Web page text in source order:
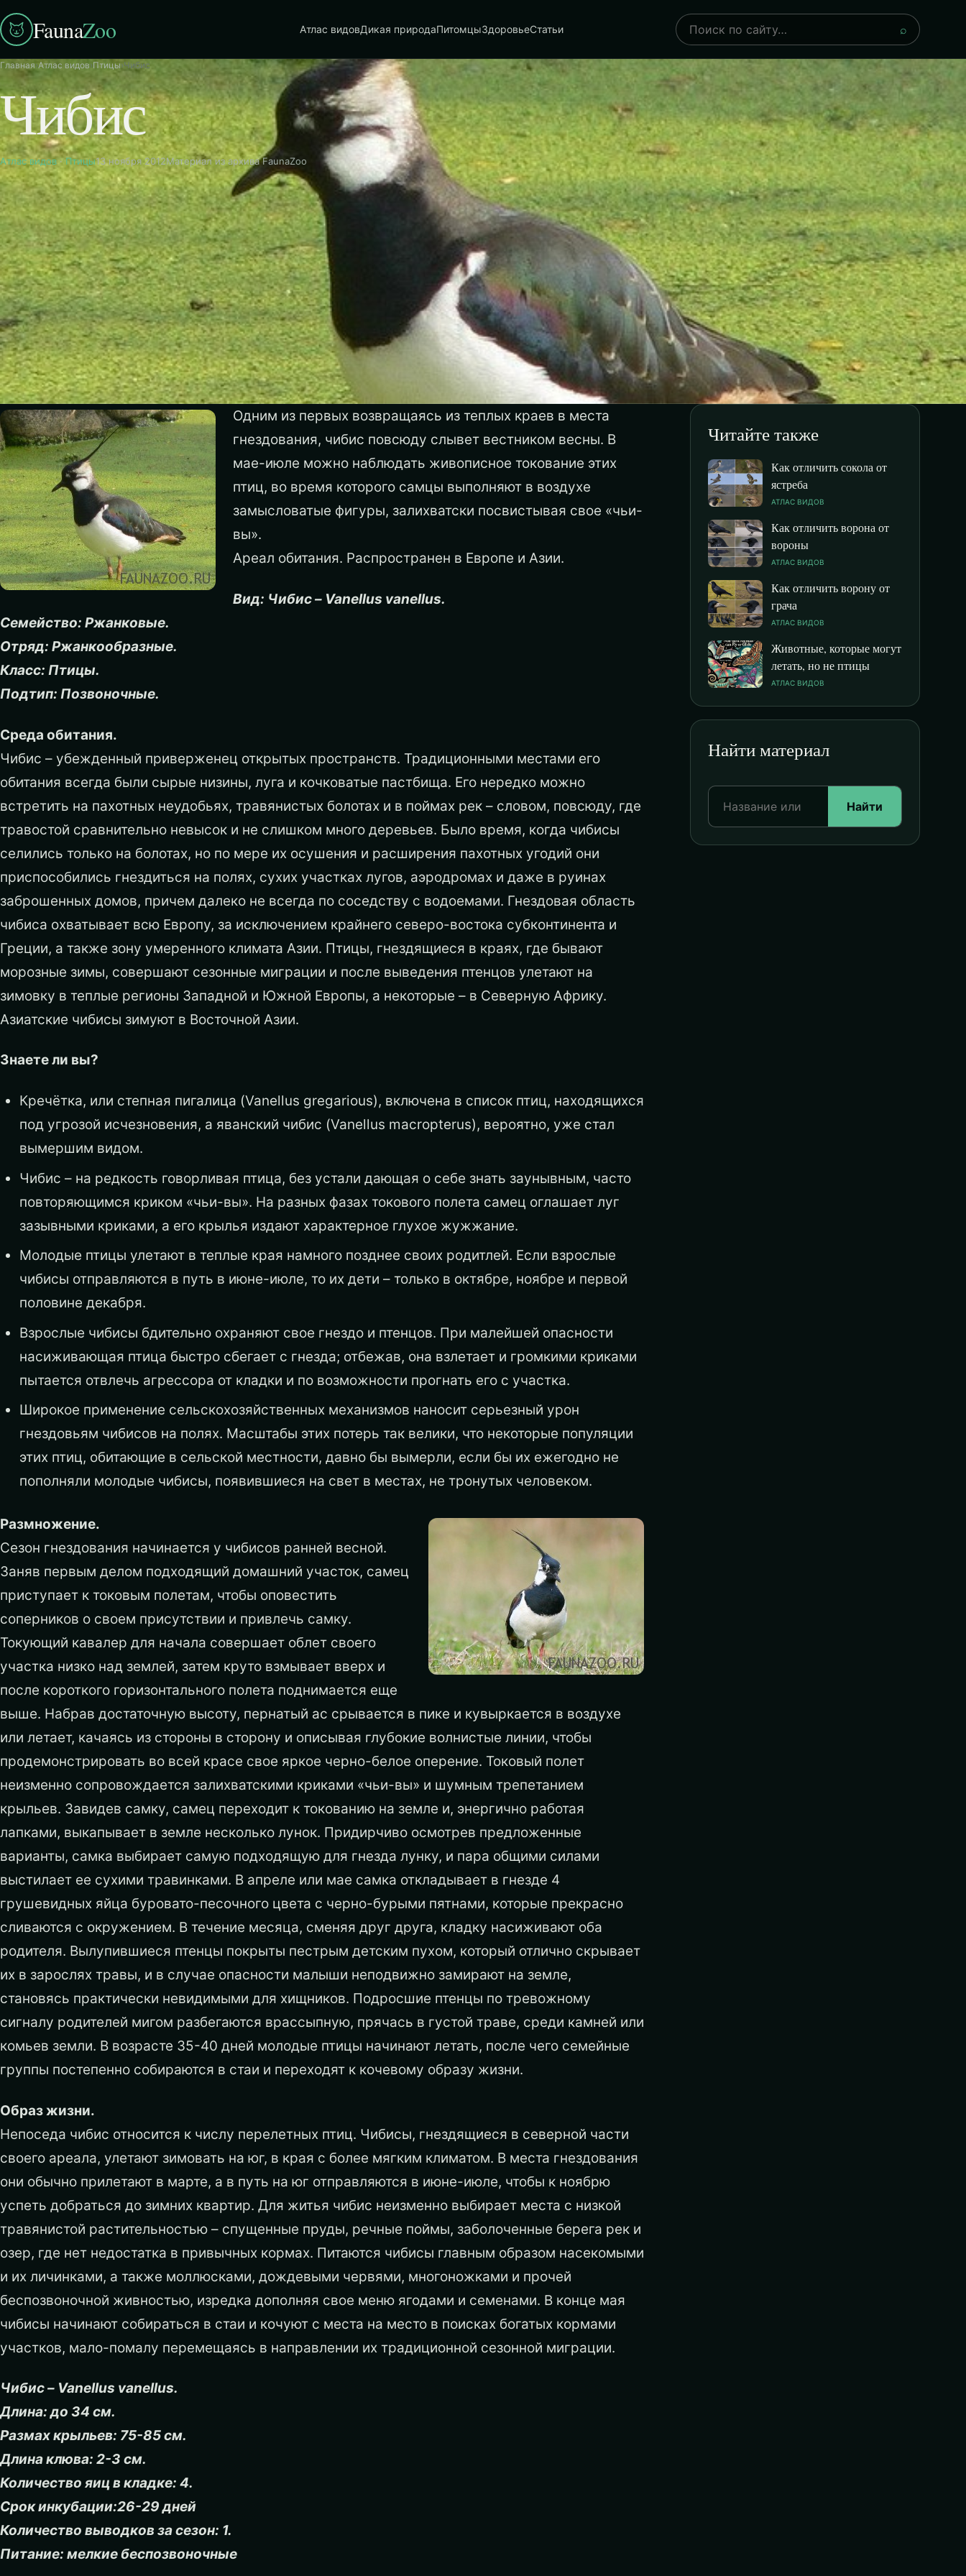
FaunaZoo Атлас видовДикая природаПитомцыЗдоровьеСтатьи
Поиск
⌕
Главная›Атлас видов›Птицы›Чибис
Чибис
Атлас видов·Птицы13 ноября 2012Материал из архива FaunaZoo
Одним из первых возвращаясь из теплых краев в места
гнездования, чибис повсюду слывет вестником весны. В
мае-июле можно наблюдать живописное токование этих
птиц, во время которого самцы выполняют в воздухе
замысловатые фигуры, залихватски посвистывая свое «чьи-
вы».
Ареал обитания. Распространен в Европе и Азии.
Вид: Чибис – Vanellus vanellus.
Семейство: Ржанковые.
Отряд: Ржанкообразные.
Класс: Птицы.
Подтип: Позвоночные.
Среда обитания.
Чибис – убежденный приверженец открытых пространств. Традиционными местами его
обитания всегда были сырые низины, луга и кочковатые пастбища. Его нередко можно
встретить на пахотных неудобьях, травянистых болотах и в поймах рек – словом, повсюду, где
травостой сравнительно невысок и не слишком много деревьев. Было время, когда чибисы
селились только на болотах, но по мере их осушения и расширения пахотных угодий они
приспособились гнездиться на полях, сухих участках лугов, аэродромах и даже в руинах
заброшенных домов, причем далеко не всегда по соседству с водоемами. Гнездовая область
чибиса охватывает всю Европу, за исключением крайнего северо-востока субконтинента и
Греции, а также зону умеренного климата Азии. Птицы, гнездящиеся в краях, где бывают
морозные зимы, совершают сезонные миграции и после выведения птенцов улетают на
зимовку в теплые регионы Западной и Южной Европы, а некоторые – в Северную Африку.
Азиатские чибисы зимуют в Восточной Азии.
Знаете ли вы?
Кречётка, или степная пигалица (Vanellus gregarious), включена в список птиц, находящихся
под угрозой исчезновения, а яванский чибис (Vanellus macropterus), вероятно, уже стал
вымершим видом.
Чибис – на редкость говорливая птица, без устали дающая о себе знать заунывным, часто
повторяющимся криком «чьи-вы». На разных фазах токового полета самец оглашает луг
зазывными криками, а его крылья издают характерное глухое жужжание.
Молодые птицы улетают в теплые края намного позднее своих родитлей. Если взрослые
чибисы отправляются в путь в июне-июле, то их дети – только в октябре, ноябре и первой
половине декабря.
Взрослые чибисы бдительно охраняют свое гнездо и птенцов. При малейшей опасности
насиживающая птица быстро сбегает с гнезда; отбежав, она взлетает и громкими криками
пытается отвлечь агрессора от кладки и по возможности прогнать его с участка.
Широкое применение сельскохозяйственных механизмов наносит серьезный урон
гнездовьям чибисов на полях. Масштабы этих потерь так велики, что некоторые популяции
этих птиц, обитающие в сельской местности, давно бы вымерли, если бы их ежегодно не
пополняли молодые чибисы, появившиеся на свет в местах, не тронутых человеком.
Размножение.
Сезон гнездования начинается у чибисов ранней весной.
Заняв первым делом подходящий домашний участок, самец
приступает к токовым полетам, чтобы оповестить
соперников о своем присутствии и привлечь самку.
Токующий кавалер для начала совершает облет своего
участка низко над землей, затем круто взмывает вверх и
после короткого горизонтального полета поднимается еще
выше. Набрав достаточную высоту, пернатый ас срывается в пике и кувыркается в воздухе
или летает, качаясь из стороны в сторону и описывая глубокие волнистые линии, чтобы
продемонстрировать во всей красе свое яркое черно-белое оперение. Токовый полет
неизменно сопровождается залихватскими криками «чьи-вы» и шумным трепетанием
крыльев. Завидев самку, самец переходит к токованию на земле и, энергично работая
лапками, выкапывает в земле несколько лунок. Придирчиво осмотрев предложенные
варианты, самка выбирает самую подходящую для гнезда лунку, и пара общими силами
выстилает ее сухими травинками. В апреле или мае самка откладывает в гнезде 4
грушевидных яйца буровато-песочного цвета с черно-бурыми пятнами, которые прекрасно
сливаются с окружением. В течение месяца, сменяя друг друга, кладку насиживают оба
родителя. Вылупившиеся птенцы покрыты пестрым детским пухом, который отлично скрывает
их в зарослях травы, и в случае опасности малыши неподвижно замирают на земле,
становясь практически невидимыми для хищников. Подросшие птенцы по тревожному
сигналу родителей мигом разбегаются врассыпную, прячась в густой траве, среди камней или
комьев земли. В возрасте 35-40 дней молодые птицы начинают летать, после чего семейные
группы постепенно собираются в стаи и переходят к кочевому образу жизни.
Образ жизни.
Непоседа чибис относится к числу перелетных птиц. Чибисы, гнездящиеся в северной части
своего ареала, улетают зимовать на юг, в края с более мягким климатом. В места гнездования
они обычно прилетают в марте, а в путь на юг отправляются в июне-июле, чтобы к ноябрю
успеть добраться до зимних квартир. Для житья чибис неизменно выбирает места с низкой
травянистой растительностью – спущенные пруды, речные поймы, заболоченные берега рек и
озер, где нет недостатка в привычных кормах. Питаются чибисы главным образом насекомыми
и их личинками, а также моллюсками, дождевыми червями, многоножками и прочей
беспозвоночной живностью, изредка дополняя свое меню ягодами и семенами. В конце мая
чибисы начинают собираться в стаи и кочуют с места на место в поисках богатых кормами
участков, мало-помалу перемещаясь в направлении их традиционной сезонной миграции.
Чибис – Vanellus vanellus.
Длина: до 34 см.
Размах крыльев: 75-85 см.
Длина клюва: 2-3 см.
Количество яиц в кладке: 4.
Срок инкубации:26-29 дней
Количество выводков за сезон: 1.
Питание: мелкие беспозвоночные
Читайте также
Как отличить сокола от
ястреба
АТЛАС ВИДОВ
Как отличить ворона от
вороны
АТЛАС ВИДОВ
Как отличить ворону от
грача
АТЛАС ВИДОВ
Животные, которые могут
летать, но не птицы
АТЛАС ВИДОВ
Найти материал
Найти